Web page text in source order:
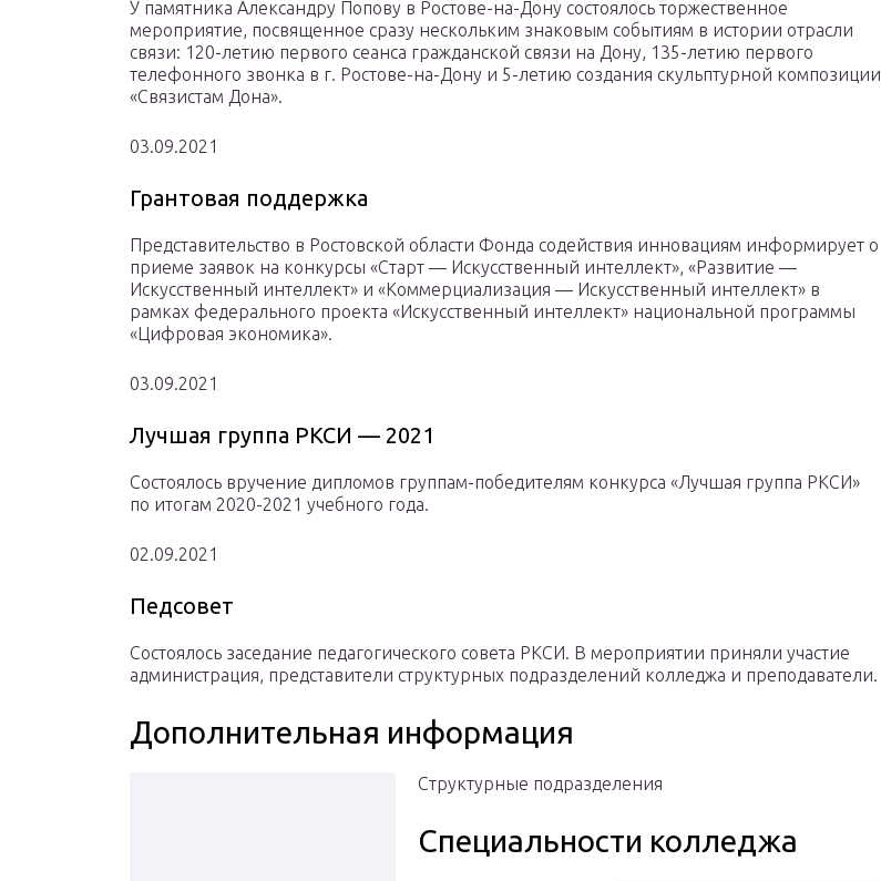
У памятника Александру Попову в Ростове-на-Дону состоялось торжественное
мероприятие, посвященное сразу нескольким знаковым событиям в истории отрасли
связи: 120-летию первого сеанса гражданской связи на Дону, 135-летию первого
телефонного звонка в г. Ростове-на-Дону и 5-летию создания скульптурной композиции
«Связистам Дона».
03.09.2021
Грантовая поддержка
Представительство в Ростовской области Фонда содействия инновациям информирует о
приеме заявок на конкурсы «Старт — Искусственный интеллект», «Развитие —
Искусственный интеллект» и «Коммерциализация — Искусственный интеллект» в
рамках федерального проекта «Искусственный интеллект» национальной программы
«Цифровая экономика».
03.09.2021
Лучшая группа РКСИ — 2021
Состоялось вручение дипломов группам-победителям конкурса «Лучшая группа РКСИ»
по итогам 2020-2021 учебного года.
02.09.2021
Педсовет
Состоялось заседание педагогического совета РКСИ. В мероприятии приняли участие
администрация, представители структурных подразделений колледжа и преподаватели.
Дополнительная информация
Структурные подразделения
Специальности колледжа